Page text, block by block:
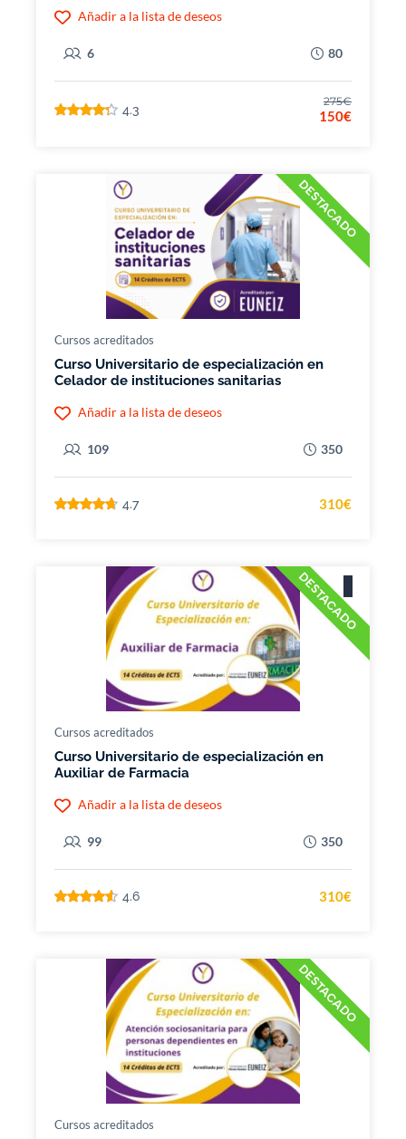
Añadir a la lista de deseos
6 80
4.3
275€
150€
DESTACADO
Cursos acreditados
Curso Universitario de especialización en
Celador de instituciones sanitarias
Añadir a la lista de deseos
109 350
4.7 310€
DESTACADO
Cursos acreditados
Curso Universitario de especialización en
Auxiliar de Farmacia
Añadir a la lista de deseos
99 350
4.6 310€
DESTACADO
Cursos acreditados